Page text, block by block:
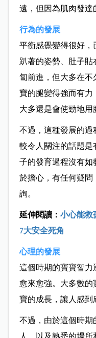
遠，但因為肌肉發達
行為的發展
平衡感覺變得很好，
趴著的姿勢、肚子
匐前進，但大多在不
寶的腿變得強而有力
大多還是會使勁地用
不過，這種發展的過
較令人關注的話題是
子的發育過程沒有如
於擔心，有任何疑問
詢。
延伸閱讀： 小心能救
7大安全死角
心理的發展
這個時期的寶寶智力
愈來愈強。大多數的
寶的成長，讓人感到
不過，由於這個時期